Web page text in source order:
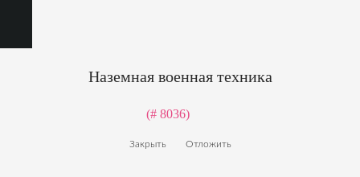
Наземная военная техника
(# 8036)
Закрыть Отложить